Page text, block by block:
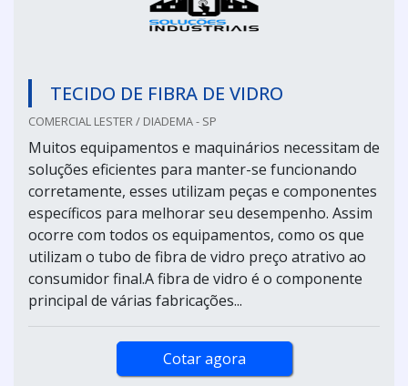
TECIDO DE FIBRA DE VIDRO
COMERCIAL LESTER / DIADEMA - SP
Muitos equipamentos e maquinários necessitam de
soluções eficientes para manter-se funcionando
corretamente, esses utilizam peças e componentes
específicos para melhorar seu desempenho. Assim
ocorre com todos os equipamentos, como os que
utilizam o tubo de fibra de vidro preço atrativo ao
consumidor final.A fibra de vidro é o componente
principal de várias fabricações...
Cotar agora